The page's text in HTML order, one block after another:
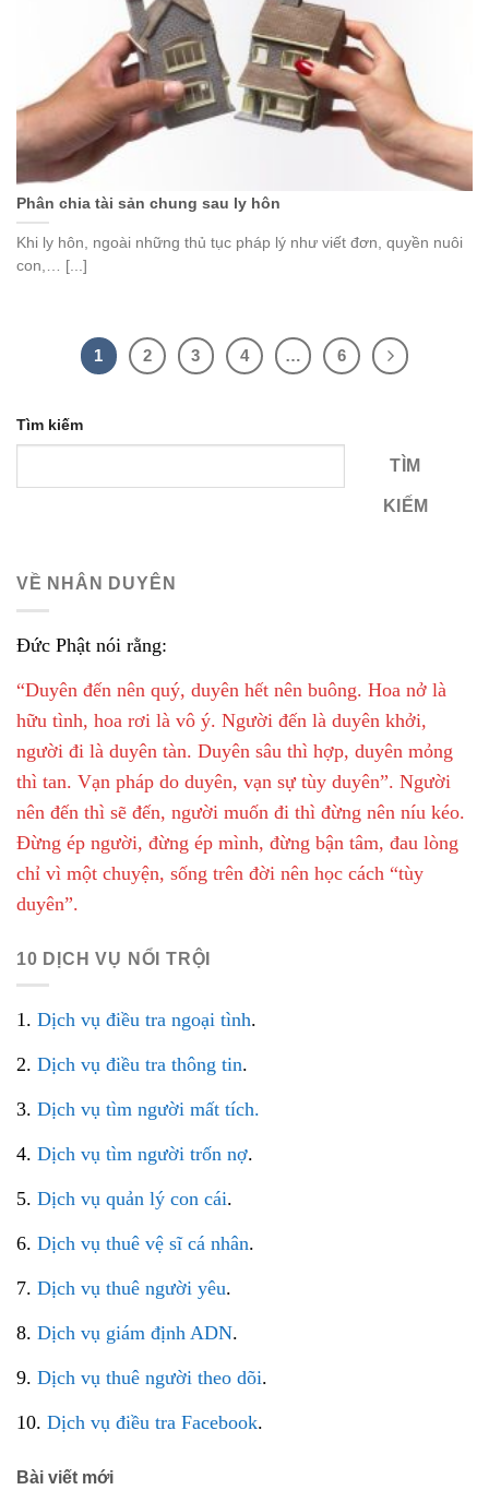
Phân chia tài sản chung sau ly hôn
Khi ly hôn, ngoài những thủ tục pháp lý như viết đơn, quyền nuôi
con,… [...]
1 2 3 4 … 6
Tìm kiếm
TÌM
KIẾM
VỀ NHÂN DUYÊN
Đức Phật nói rằng:
“Duyên đến nên quý, duyên hết nên buông. Hoa nở là
hữu tình, hoa rơi là vô ý. Người đến là duyên khởi,
người đi là duyên tàn. Duyên sâu thì hợp, duyên mỏng
thì tan. Vạn pháp do duyên, vạn sự tùy duyên”. Người
nên đến thì sẽ đến, người muốn đi thì đừng nên níu kéo.
Đừng ép người, đừng ép mình, đừng bận tâm, đau lòng
chỉ vì một chuyện, sống trên đời nên học cách “tùy
duyên”.
10 DỊCH VỤ NỔI TRỘI
1. Dịch vụ điều tra ngoại tình.
2. Dịch vụ điều tra thông tin.
3. Dịch vụ tìm người mất tích.
4. Dịch vụ tìm người trốn nợ.
5. Dịch vụ quản lý con cái.
6. Dịch vụ thuê vệ sĩ cá nhân.
7. Dịch vụ thuê người yêu.
8. Dịch vụ giám định ADN.
9. Dịch vụ thuê người theo dõi.
10. Dịch vụ điều tra Facebook.
Bài viết mới